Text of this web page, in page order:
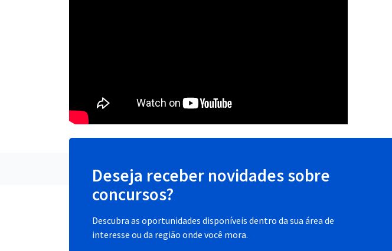
Deseja receber novidades sobre
concursos?
Descubra as oportunidades disponíveis dentro da sua área de
interesse ou da região onde você mora.